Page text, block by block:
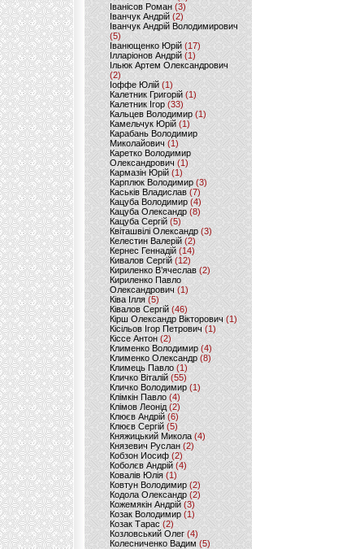
Іванісов Роман (3)
Іванчук Андрій(2)
Іванчук Андрій Володимирович
(5)
Іванющенко Юрій (17)
Ілларіонов Андрій (1)
Ільюк Артем Олександрович
(2)
Іоффе Юлій (1)
Калетник Григорій(1)
Калетник Ігор (33)
Кальцев Володимир(1)
Камельчук Юрій (1)
Карабань Володимир
Миколайович (1)
Каретко Володимир
Олександрович (1)
Кармазін Юрій(1)
Карплюк Володимир(3)
Каськів Владислав (7)
Кацуба Володимир (4)
Кацуба Олександр (8)
Кацуба Сергій (5)
Квіташвілі Олександр(3)
Келестин Валерій(2)
Кернес Геннадій (14)
Кивалов Сергій (12)
Кириленко В’ячеслав (2)
Кириленко Павло
Олександрович (1)
Ківа Ілля (5)
Ківалов Сергій(46)
Кірш Олександр Вікторович (1)
Кісільов Ігор Петрович (1)
Кіссе Антон (2)
Клименко Володимир(4)
Клименко Олександр (8)
Климець Павло (1)
Кличко Віталій(55)
Кличко Володимир (1)
Клімкін Павло (4)
Клімов Леонід(2)
Клюєв Андрій(6)
Клюєв Сергій (5)
Княжицький Микола(4)
Князевич Руслан (2)
Кобзон Иосиф(2)
Коболєв Андрій (4)
Ковалів Юлія(1)
Ковтун Володимир (2)
Кодола Олександр (2)
Кожемякін Андрій (3)
Козак Володимир (1)
Козак Тарас (2)
Козловський Олег(4)
Колесниченко Вадим (5)